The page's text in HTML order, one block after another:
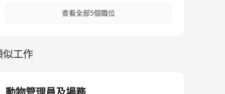
查看全部5個職位
似工作